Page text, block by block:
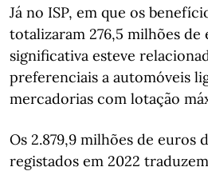
Já no ISP, em que os
totalizaram 276,5 milhões de
significativa esteve
preferenciais a automóveis
mercadorias com lotação
Os 2.879,9 milhões de euros
registados em 2022